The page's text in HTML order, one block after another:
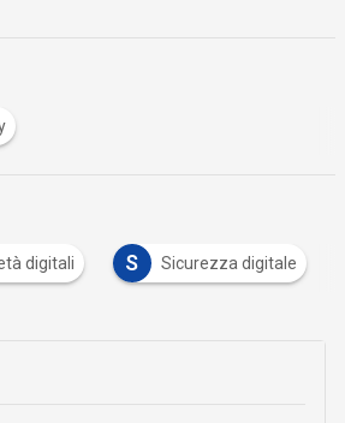
digitali S Sicurezza digitale